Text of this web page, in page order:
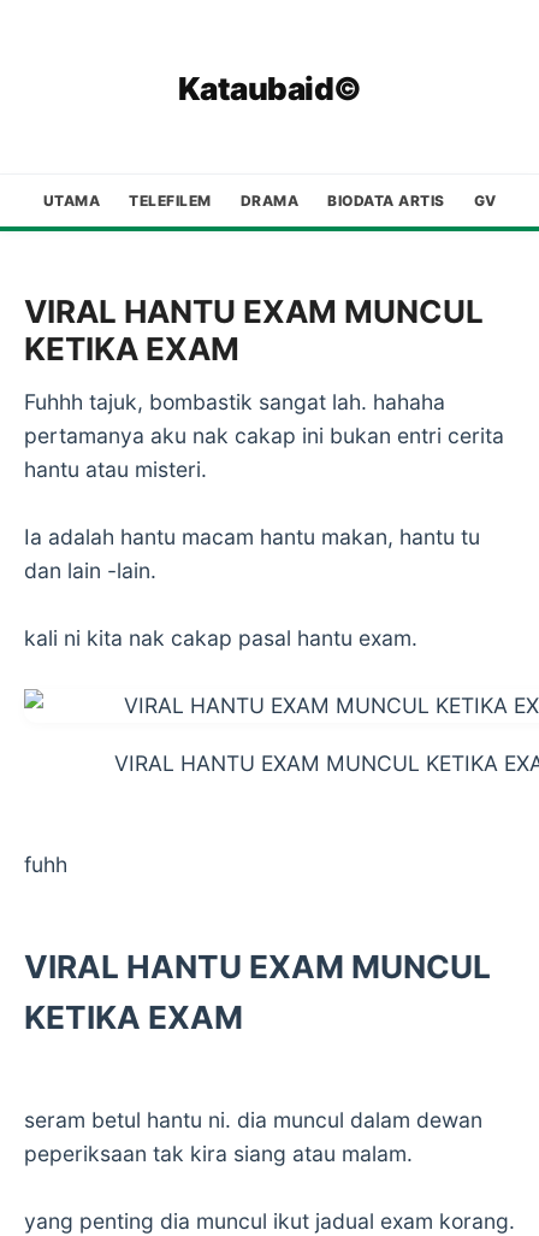
Kataubaid©
UTAMA TELEFILEM DRAMA BIODATA ARTIS GV
VIRAL HANTU EXAM MUNCUL
KETIKA EXAM
Fuhhh tajuk, bombastik sangat lah. hahaha
pertamanya aku nak cakap ini bukan entri cerita
hantu atau misteri.
Ia adalah hantu macam hantu makan, hantu tu
dan lain -lain.
kali ni kita nak cakap pasal hantu exam.
VIRAL HANTU EXAM MUNCUL KETIKA
fuhh
VIRAL HANTU EXAM MUNCUL
KETIKA EXAM
seram betul hantu ni. dia muncul dalam dewan
peperiksaan tak kira siang atau malam.
yang penting dia muncul ikut jadual exam korang.